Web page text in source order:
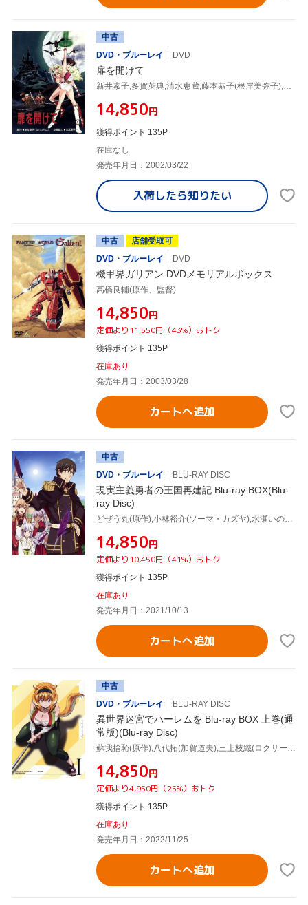
中古
DVD・ブルーレイ
DVD
扉を開けて
¥14,850円
獲得ポイント 135P
在庫なし
発売年月日：2002/03/22
入荷したら知りたい
中古
店舗受取可
DVD・ブルーレイ
DVD
機甲界ガリアン DVDメモリアルボックス
高橋良輔(原作、監督)
¥14,850円
定価より11,550円（43%）おトク
獲得ポイント 135P
在庫あり
発売年月日：2003/03/28
カートへ追加
中古
DVD・ブルーレイ
BLU-RAY DISC
現実主義勇者の王国再建記 Blu-ray BOX(Blu-
ray Disc)
どぜう丸(原作),小林裕介(ソーマ・カズヤ),水瀬いのり(リーシア・エルフリーデン),長谷川育美(アイーシャ・ウドガルド),上田麗奈(ジュナ・ドーマ),興津和幸(ハクヤ・クオンミン),大塚舞(キャラクターデザイン),立山秋航(音楽)
¥14,850円
定価より10,450円（41%）おトク
獲得ポイント 135P
在庫あり
発売年月日：2021/10/13
カートへ追加
中古
DVD・ブルーレイ
BLU-RAY DISC
異世界迷宮でハーレムを Blu-ray BOX 上巻(通
常版)(Blu-ray Disc)
¥14,850円
定価より4,950円（25%）おトク
獲得ポイント 135P
在庫あり
発売年月日：2022/11/25
カートへ追加